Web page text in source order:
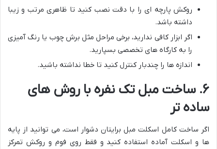
روکش پارچه ای را با دقت نصب کنید تا ظاهری مرتب و زیبا
داشته باشد.
اگر ابزار کافی ندارید، برخی مراحل مثل برش چوب یا رنگ آمیزی
را به کارگاه های تخصصی بسپارید.
اندازه ها را چندبار کنترل کنید تا خطا نداشته باشید.
۶. ساخت مبل تک نفره با روش های
ساده تر
اگر ساخت کامل اسکلت مبل برایتان دشوار است، می توانید از پایه
ها و اسکلت آماده استفاده کنید و فقط روی فوم و روکش تمرکز